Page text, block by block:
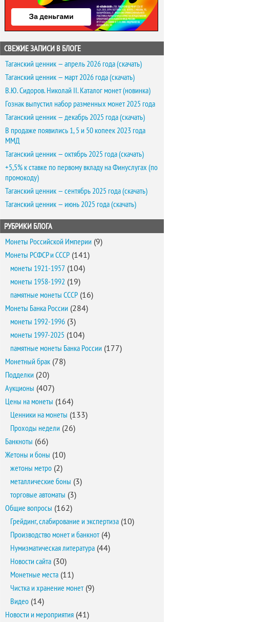
СВЕЖИЕ ЗАПИСИ В БЛОГЕ
Таганский ценник — апрель 2026 года (скачать)
Таганский ценник — март 2026 года (скачать)
В.Ю. Сидоров. Николай II. Каталог монет (новинка)
Гознак выпустил набор разменных монет 2025 года
Таганский ценник — декабрь 2025 года (скачать)
В продаже появились 1, 5 и 50 копеек 2023 года
ММД
Таганский ценник — октябрь 2025 года (скачать)
+5,5% к ставке по первому вкладу на Финуслугах (по
промокоду)
Таганский ценник — сентябрь 2025 года (скачать)
Таганский ценник — июнь 2025 года (скачать)
РУБРИКИ БЛОГА
Монеты Российской Империи (9)
Монеты РСФСР и СССР (141)
монеты 1921-1957 (104)
монеты 1958-1992 (19)
памятные монеты СССР (16)
Монеты Банка России (284)
монеты 1992-1996 (3)
монеты 1997-2025 (104)
памятные монеты Банка России (177)
Монетный брак (78)
Подделки (20)
Аукционы (407)
Цены на монеты (164)
Ценники на монеты (133)
Проходы недели (26)
Банкноты (66)
Жетоны и боны (10)
жетоны метро (2)
металлические боны (3)
торговые автоматы (3)
Общие вопросы (162)
Грейдинг, слабирование и экспертиза (10)
Производство монет и банкнот(4)
Нумизматическая литература (44)
Новости сайта (30)
Монетные места (11)
Чистка и хранение монет(9)
Видео (14)
Новости и мероприятия (41)